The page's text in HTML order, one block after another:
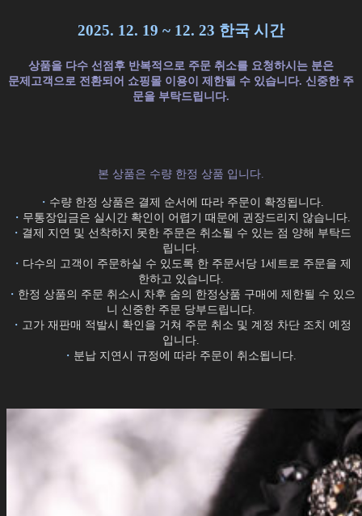
2025. 12. 19 ~ 12. 23 한국 시간
상품을 다수 선점후 반복적으로 주문 취소를 요청하시는 분은
문제고객으로 전환되어 쇼핑몰 이용이 제한될 수 있습니다. 신중한 주
문을 부탁드립니다.
본 상품은 수량 한정 상품 입니다.
・ 수량 한정 상품은 결제 순서에 따라 주문이 확정됩니다.
・ 무통장입금은 실시간 확인이 어렵기 때문에 권장드리지 않습니다.
・ 결제 지연 및 선착하지 못한 주문은 취소될 수 있는 점 양해 부탁드
립니다.
・ 다수의 고객이 주문하실 수 있도록 한 주문서당 1세트로 주문을 제
한하고 있습니다.
・ 한정 상품의 주문 취소시 차후 숨의 한정상품 구매에 제한될 수 있으
니 신중한 주문 당부드립니다.
・ 고가 재판매 적발시 확인을 거쳐 주문 취소 및 계정 차단 조치 예정
입니다.
・ 분납 지연시 규정에 따라 주문이 취소됩니다.